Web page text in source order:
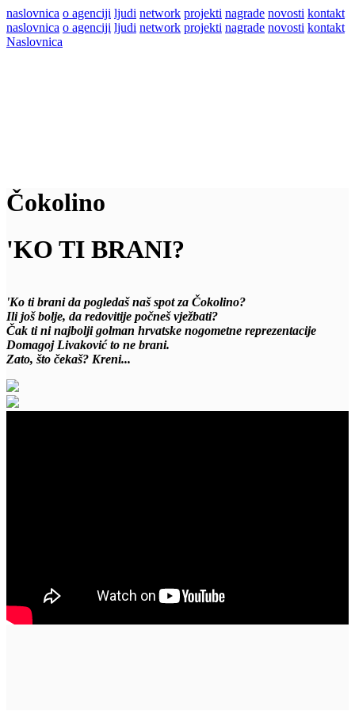
naslovnica o agenciji ljudi network projekti nagrade novosti kontakt
naslovnica o agenciji ljudi network projekti nagrade novosti kontakt
Naslovnica
Čokolino
'KO TI BRANI?
'Ko ti brani da pogledaš naš spot za Čokolino?
Ili još bolje, da redovitije počneš vježbati?
Čak ti ni najbolji golman hrvatske nogometne reprezentacije
Domagoj Livaković to ne brani.
Zato, što čekaš? Kreni...